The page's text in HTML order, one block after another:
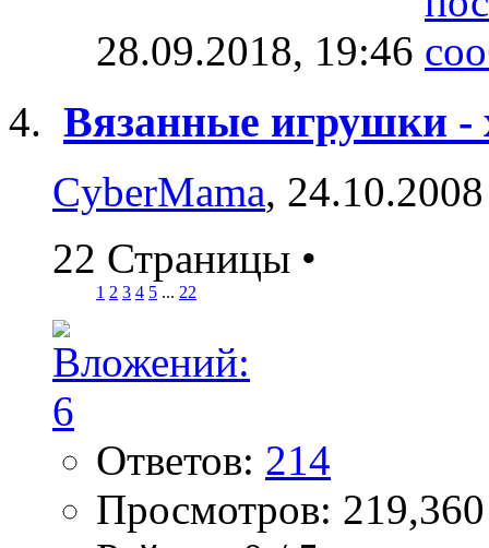
28.09.2018, 19:46
Вязанные игрушки -
CyberMama,
22 Страницы •
1 2 3 4 5 ... 22
Ответов: 214
Просмотров: 219,360